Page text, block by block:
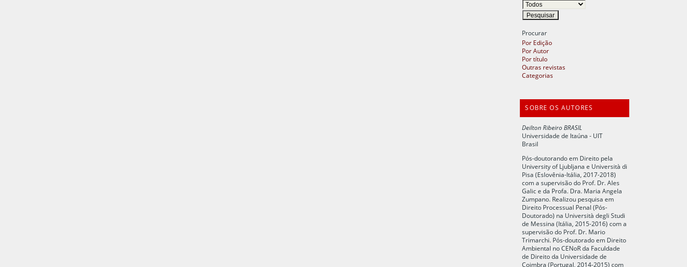
Procurar
Por Edição
Por Autor
Por título
Outras revistas
Categorias
SOBRE OS AUTORES
Deilton Ribeiro BRASIL
Universidade de Itaúna - UIT
Brasil
Pós-doutorando em Direito pela
University of Ljubljana e Università di
Pisa (Eslovênia-Itália, 2017-2018)
com a supervisão do Prof. Dr. Ales
Galic e da Profa. Dra. Maria Angela
Zumpano. Realizou pesquisa em
Direito Processual Penal (Pós-
Doutorado) na Università degli Studi
de Messina (Itália, 2015-2016) com a
supervisão do Prof. Dr. Mario
Trimarchi. Pós-doutorado em Direito
Ambiental no CENoR da Faculdade
de Direito da Universidade de
Coimbra (Portugal, 2014-2015) com